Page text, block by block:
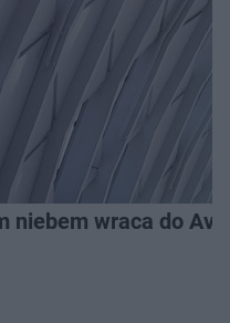
niebem wraca do